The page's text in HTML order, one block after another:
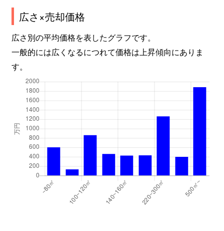
広さ×売却価格
広さ別の平均価格を表したグラフです。
一般的には広くなるにつれて価格は上昇傾向にありま
す。